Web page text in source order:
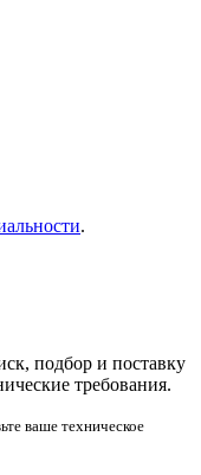
.
подбор и поставку
требования.
ваше техническое